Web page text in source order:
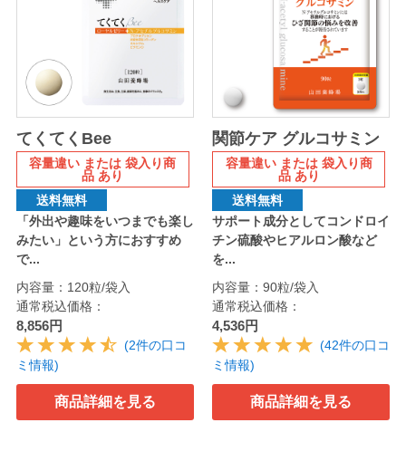
てくてくBee
容量違い または 袋入り商
品 あり
送料無料
「外出や趣味をいつまでも楽し
みたい」という方におすすめ
で...
内容量：120粒/袋入
通常税込価格：
8,856円
(2件の口コ
ミ情報)
商品詳細を見る
関節ケア グルコサミン
容量違い または 袋入り商
品 あり
送料無料
サポート成分としてコンドロイ
チン硫酸やヒアルロン酸など
を...
内容量：90粒/袋入
通常税込価格：
4,536円
(42件の口コ
ミ情報)
商品詳細を見る